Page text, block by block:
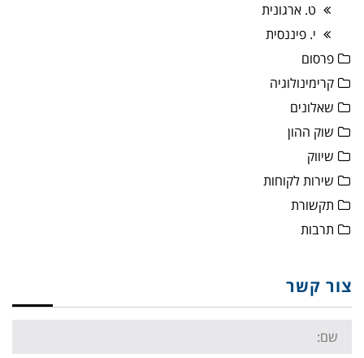
ט. ארגונית
י. פיננסית
פרסום
קרימינולוגיה
שאלונים
שוק ההון
שיווק
שירות לקוחות
תקשורת
תרבות
צור קשר
Name: